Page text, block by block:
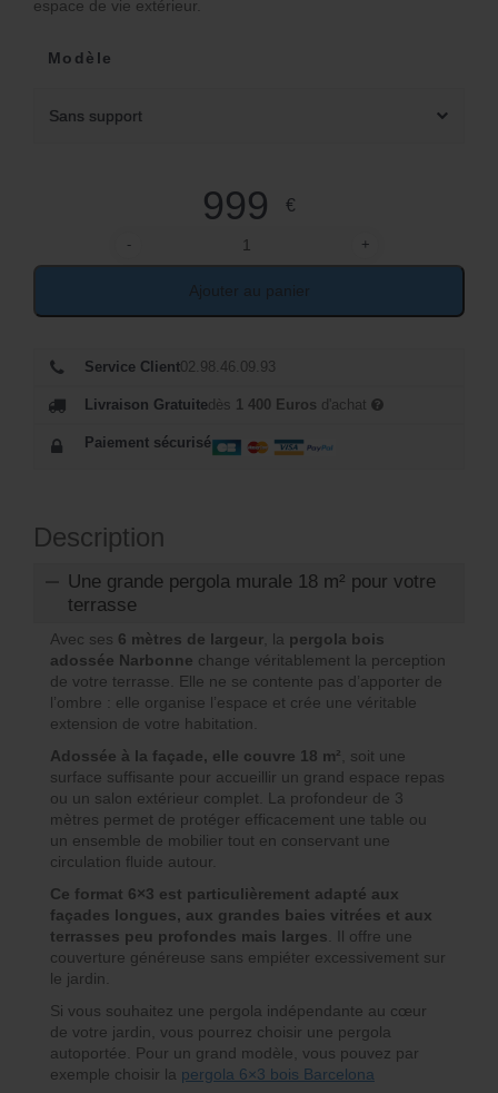
espace de vie extérieur.
Modèle
Sans support
999 €
-
quantité de Pergola en bois 6m x 3m Narbonne
+
Ajouter au panier
Service Client 02.98.46.09.93
Livraison Gratuitedès 1 400 Euros d'achat
Paiement sécurisé
Description
Une grande pergola murale 18 m² pour votre
terrasse
Avec ses 6 mètres de largeur , la pergola bois
adossée Narbonne change véritablement la perception
de votre terrasse. Elle ne se contente pas d’apporter de
l’ombre : elle organise l’espace et crée une véritable
extension de votre habitation.
Adossée à la façade, elle couvre 18 m² , soit une
surface suffisante pour accueillir un grand espace repas
ou un salon extérieur complet. La profondeur de 3
mètres permet de protéger efficacement une table ou
un ensemble de mobilier tout en conservant une
circulation fluide autour.
Ce format 6×3 est particulièrement adapté aux
façades longues, aux grandes baies vitrées et aux
terrasses peu profondes mais larges . Il offre une
couverture généreuse sans empiéter excessivement sur
le jardin.
Si vous souhaitez une pergola indépendante au cœur
de votre jardin, vous pourrez choisir une pergola
autoportée. Pour un grand modèle, vous pouvez par
exemple choisir la pergola 6×3 bois Barcelona